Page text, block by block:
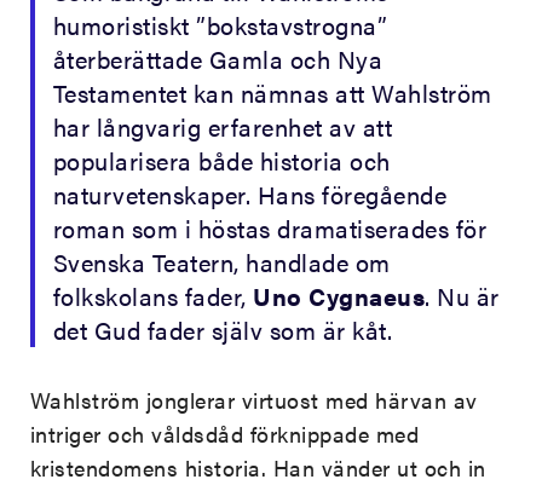
humoristiskt ”bokstavstrogna”
återberättade Gamla och Nya
Testamentet kan nämnas att Wahlström
har långvarig erfarenhet av att
popularisera både historia och
naturvetenskaper. Hans föregående
roman som i höstas dramatiserades för
Svenska Teatern, handlade om
folkskolans fader, Uno Cygnaeus. Nu är
det Gud fader själv som är kåt.
Wahlström jonglerar virtuost med härvan av
intriger och våldsdåd förknippade med
kristendomens historia. Han vänder ut och in